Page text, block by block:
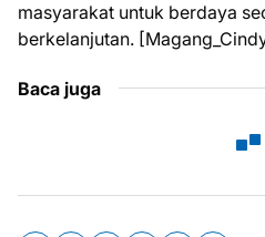
masyarakat untuk berdaya
berkelanjutan.
Baca juga